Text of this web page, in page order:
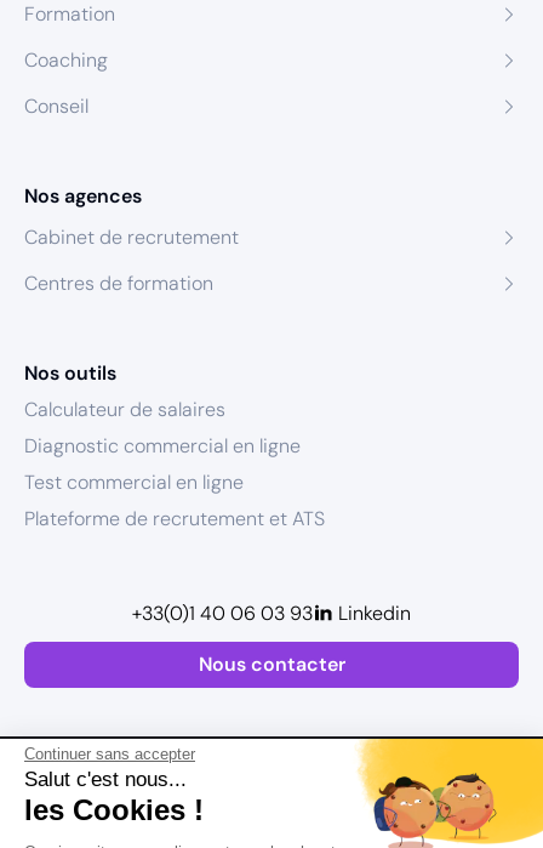
Continuer sans accepter
Salut c'est nous...
les Cookies !
Formation
Coaching
Conseil
Nos agences
Cabinet de recrutement
Centres de formation
Nos outils
Calculateur de salaires
Diagnostic commercial en ligne
Test commercial en ligne
Plateforme de recrutement et ATS
Nous contacter
+33(0)1 40 06 03 93 Linkedin